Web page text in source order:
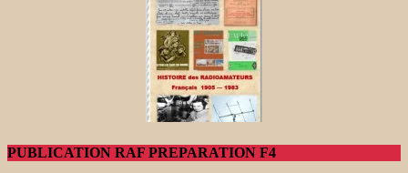
PUBLICATION RAF PREPARATION F4